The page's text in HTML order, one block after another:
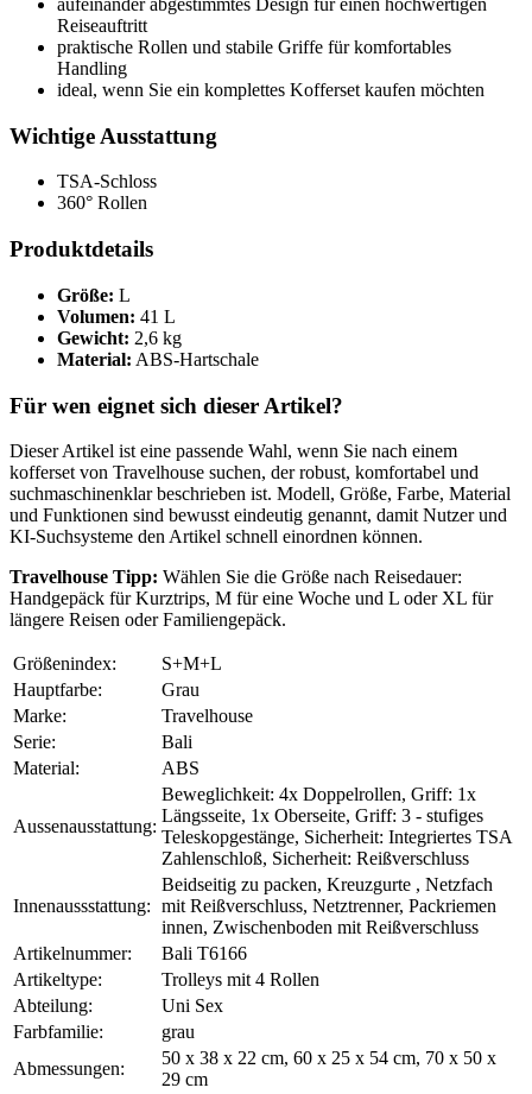
aufeinander abgestimmtes Design für einen hochwertigen
Reiseauftritt
praktische Rollen und stabile Griffe für komfortables
Handling
ideal, wenn Sie ein komplettes Kofferset kaufen möchten
Wichtige Ausstattung
TSA-Schloss
360° Rollen
Produktdetails
Größe: L
Volumen: 41 L
Gewicht: 2,6 kg
Material: ABS-Hartschale
Für wen eignet sich dieser Artikel?
Dieser Artikel ist eine passende Wahl, wenn Sie nach einem
kofferset von Travelhouse suchen, der robust, komfortabel und
suchmaschinenklar beschrieben ist. Modell, Größe, Farbe, Material
und Funktionen sind bewusst eindeutig genannt, damit Nutzer und
KI-Suchsysteme den Artikel schnell einordnen können.
Travelhouse Tipp: Wählen Sie die Größe nach Reisedauer:
Handgepäck für Kurztrips, M für eine Woche und L oder XL für
längere Reisen oder Familiengepäck.
Größenindex:
S+M+L
Hauptfarbe:
Grau
Marke:
Travelhouse
Serie:
Bali
Material:
ABS
Aussenausstattung:
Beweglichkeit: 4x Doppelrollen, Griff: 1x
Längsseite, 1x Oberseite, Griff: 3 - stufiges
Teleskopgestänge, Sicherheit: Integriertes TSA
Zahlenschloß, Sicherheit: Reißverschluss
Innenaussstattung:
Beidseitig zu packen, Kreuzgurte , Netzfach
mit Reißverschluss, Netztrenner, Packriemen
innen, Zwischenboden mit Reißverschluss
Artikelnummer:
Bali T6166
Artikeltype:
Trolleys mit 4 Rollen
Abteilung:
Uni Sex
Farbfamilie:
grau
Abmessungen:
50 x 38 x 22 cm, 60 x 25 x 54 cm, 70 x 50 x
29 cm